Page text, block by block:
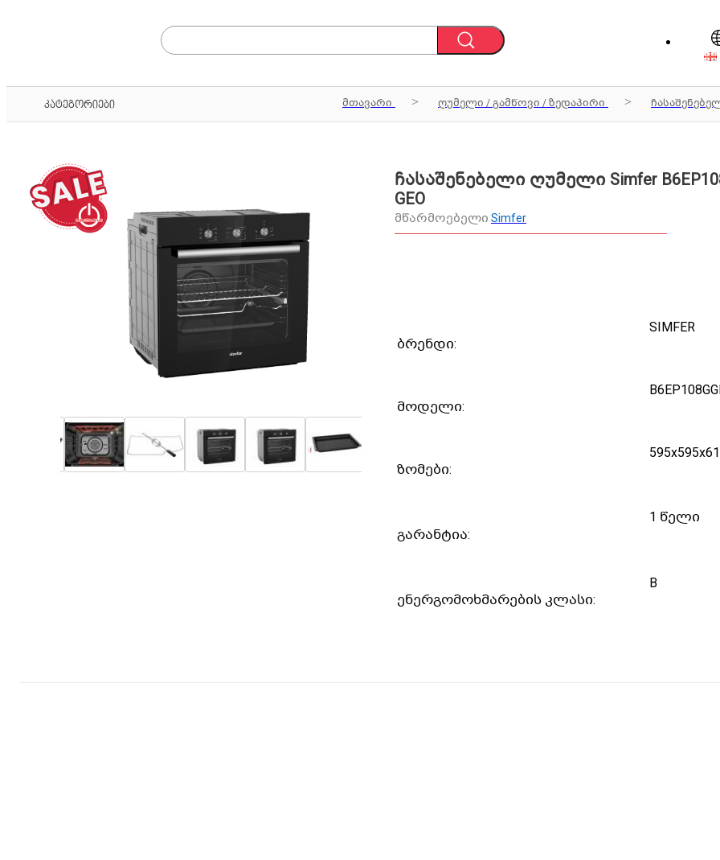
კატეგორიები მთავარი ღუმელი / გამწოვი / ზედაპირი
ჩასაშენებელი ღუმელი Simfer
GEO
მწარმოებელი Simfer
ბრენდი:
SIMFER
მოდელი:
ზომები:
გარანტია:
1 წელი
ენერგომოხმარების კლასი:
B